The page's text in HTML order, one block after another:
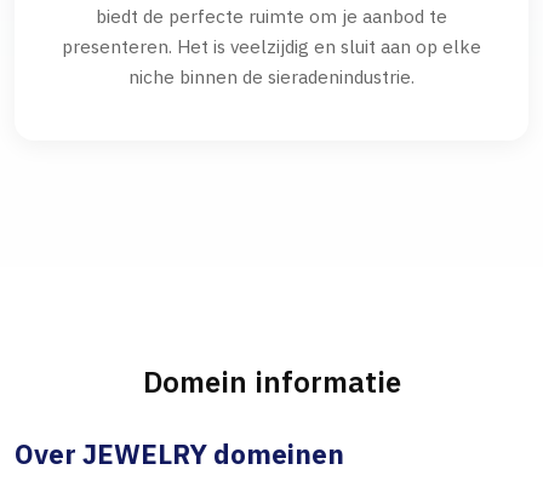
biedt de perfecte ruimte om je aanbod te
presenteren. Het is veelzijdig en sluit aan op elke
niche binnen de sieradenindustrie.
Domein informatie
Over JEWELRY domeinen